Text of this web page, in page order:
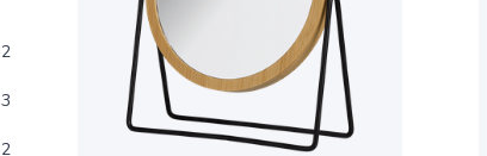
2
3
2